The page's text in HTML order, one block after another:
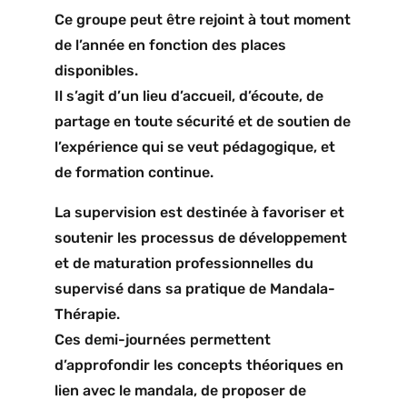
Ce groupe peut être rejoint à tout moment
de l’année en fonction des places
disponibles.
Il s’agit d’un lieu d’accueil, d’écoute, de
partage en toute sécurité et de soutien de
l’expérience qui se veut pédagogique, et
de formation continue.
La supervision est destinée à favoriser et
soutenir les processus de développement
et de maturation professionnelles du
supervisé dans sa pratique de Mandala-
Thérapie.
Ces demi-journées permettent
d’approfondir les concepts théoriques en
lien avec le mandala, de proposer de